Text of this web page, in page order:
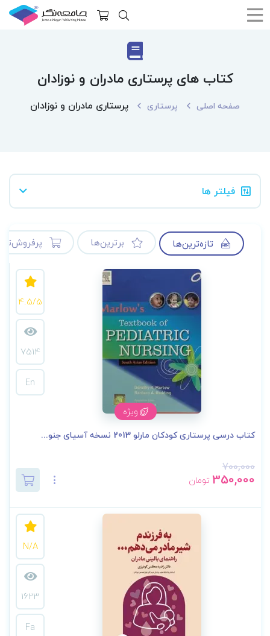
کتاب های پرستاری مادران و نوزادان
صفحه اصلی پرستاری پرستاری مادران و نوزادان
فیلتر ها
تازه‌ترین‌ها برترین‌ها
ویژه
4.5/5
7514
En
کتاب درسی پرستاری کودکان مارلو 2013 نسخه آسیای جنو...
700,000
350,000 تومان
N/A
1623
Fa